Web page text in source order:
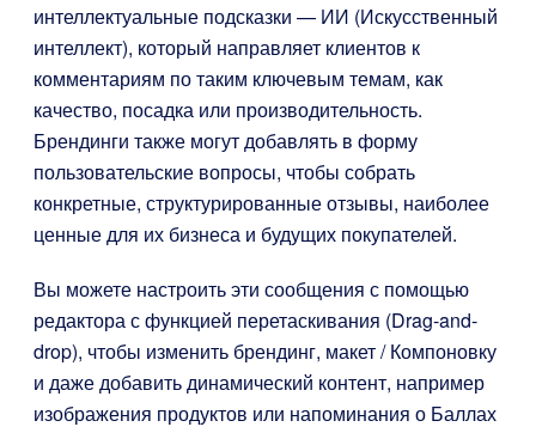
интеллектуальные подсказки — ИИ (Искусственный
интеллект), который направляет клиентов к
комментариям по таким ключевым темам, как
качество, посадка или производительность.
Брендинги также могут добавлять в форму
пользовательские вопросы, чтобы собрать
конкретные, структурированные отзывы, наиболее
ценные для их бизнеса и будущих покупателей.
Вы можете настроить эти сообщения с помощью
редактора с функцией перетаскивания (Drag-and-
drop), чтобы изменить брендинг, макет / Компоновку
и даже добавить динамический контент, например
изображения продуктов или напоминания о Баллах